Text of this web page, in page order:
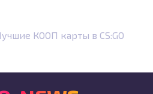
КООП карты в CS:GO